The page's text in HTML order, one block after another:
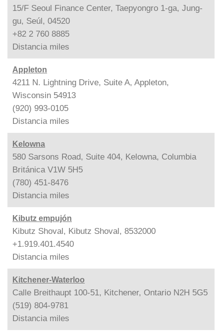
15/F Seoul Finance Center, Taepyongro 1-ga, Jung-
gu, Seúl, 04520
+82 2 760 8885
Distancia miles
Appleton
4211 N. Lightning Drive, Suite A, Appleton,
Wisconsin 54913
(920) 993-0105
Distancia miles
Kelowna
580 Sarsons Road, Suite 404, Kelowna, Columbia
Británica V1W 5H5
(780) 451-8476
Distancia miles
Kibutz empujón
Kibutz Shoval, Kibutz Shoval, 8532000
+1.919.401.4540
Distancia miles
Kitchener-Waterloo
Calle Breithaupt 100-51, Kitchener, Ontario N2H 5G5
(519) 804-9781
Distancia miles